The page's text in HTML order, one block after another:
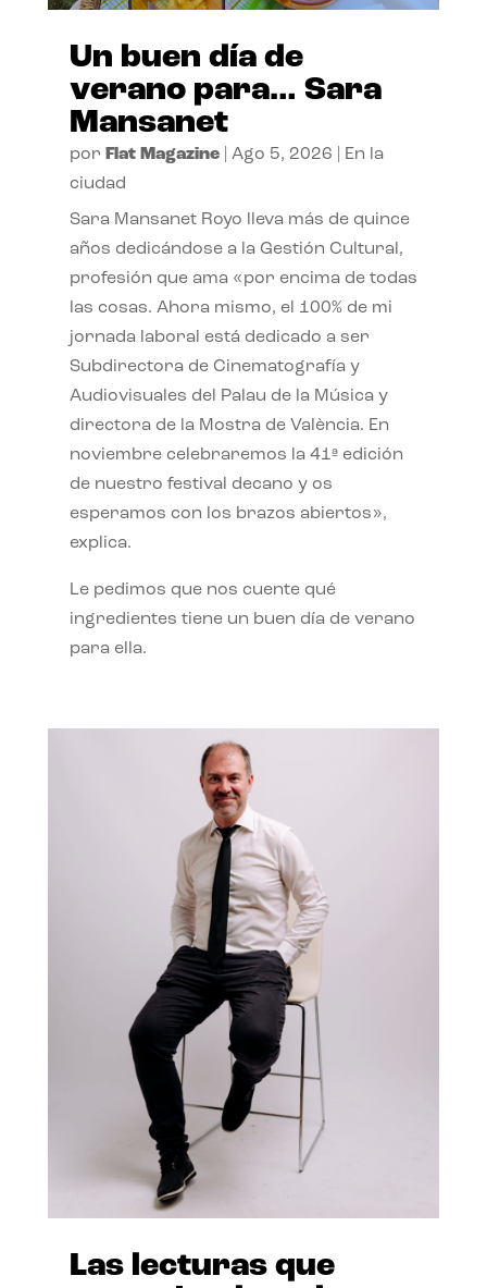
Un buen día de
verano para… Sara
Mansanet
por Flat Magazine| Ago 5, 2026
En la
ciudad
Sara Mansanet Royo lleva más de quince
años dedicándose a la Gestión Cultural,
profesión que ama «por encima de todas
las cosas. Ahora mismo, el 100% de mi
jornada laboral está dedicado a ser
Subdirectora de Cinematografía y
Audiovisuales del Palau de la Música y
directora de la Mostra de València. En
noviembre celebraremos la 41ª edición
de nuestro festival decano y os
esperamos con los brazos abiertos»,
explica.
Le pedimos que nos cuente qué
ingredientes tiene un buen día de verano
para ella.
Las lecturas que